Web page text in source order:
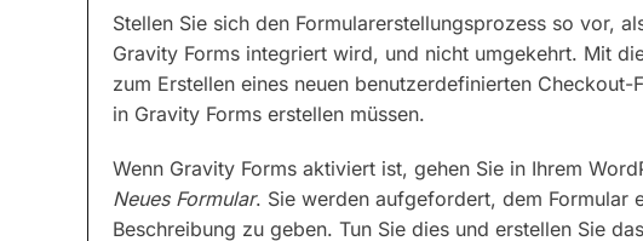
Stellen Sie sich den Formularerstellungsprozess so vor,
Gravity Forms integriert wird, und nicht umgekehrt. Mit
zum Erstellen eines neuen benutzerdefinierten Checkout-
in Gravity Forms erstellen müssen.
Wenn Gravity Forms aktiviert ist, gehen Sie in Ihrem
Neues Formular. Sie werden aufgefordert, dem Formular
Beschreibung zu geben. Tun Sie dies und erstellen Sie